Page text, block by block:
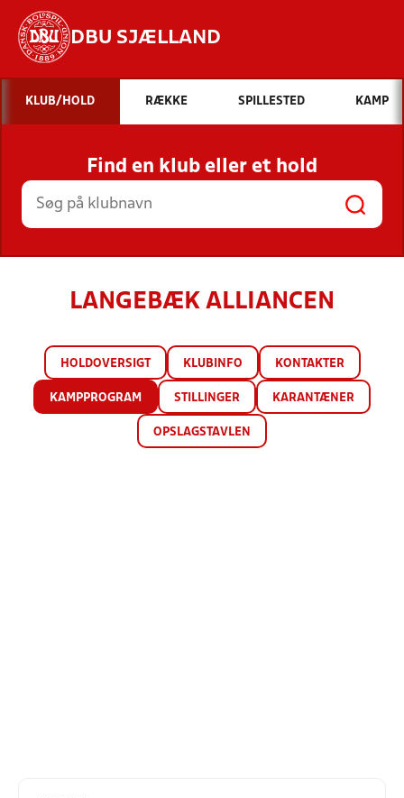
DBU SJÆLLAND
Hvad vil du søge efter?
INDHOLD OG NYHEDER
STILLINGER, RESULTATER, KLUBBER OG
HOLD
KLUB/HOLD RÆKKE SPILLESTED KAMP
Find en klub eller et hold
LANGEBÆK ALLIANCEN
HOLDOVERSIGT KLUBINFO KONTAKTER
KAMPPROGRAM STILLINGER KARANTÆNER
OPSLAGSTAVLEN